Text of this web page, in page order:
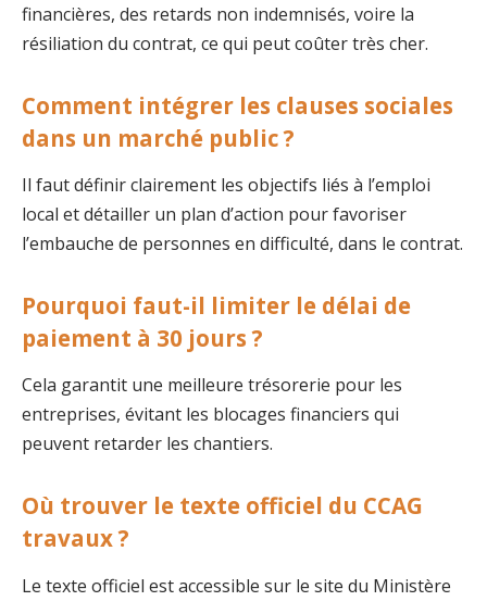
financières, des retards non indemnisés, voire la
résiliation du contrat, ce qui peut coûter très cher.
Comment intégrer les clauses sociales
dans un marché public ?
Il faut définir clairement les objectifs liés à l’emploi
local et détailler un plan d’action pour favoriser
l’embauche de personnes en difficulté, dans le contrat.
Pourquoi faut-il limiter le délai de
paiement à 30 jours ?
Cela garantit une meilleure trésorerie pour les
entreprises, évitant les blocages financiers qui
peuvent retarder les chantiers.
Où trouver le texte officiel du CCAG
travaux ?
Le texte officiel est accessible sur le site du Ministère